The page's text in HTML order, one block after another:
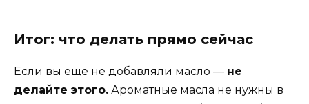
Итог: что делать прямо сейчас
Если вы ещё не добавляли масло — не
делайте этого. Ароматные масла не нужны в